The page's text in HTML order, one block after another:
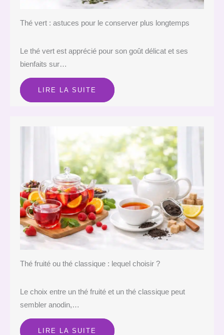
Thé vert : astuces pour le conserver plus longtemps
Le thé vert est apprécié pour son goût délicat et ses
bienfaits sur…
LIRE LA SUITE
Thé fruité ou thé classique : lequel choisir ?
Le choix entre un thé fruité et un thé classique peut
sembler anodin,…
LIRE LA SUITE